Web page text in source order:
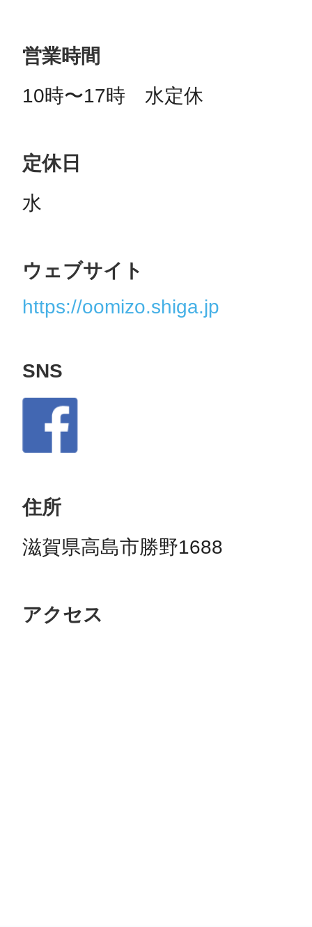
営業時間
10時〜17時　水定休
定休日
水
ウェブサイト
https://oomizo.shiga.jp
SNS
住所
滋賀県高島市勝野1688
アクセス